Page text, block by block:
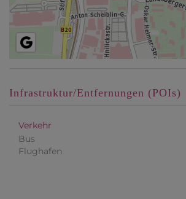
Infrastruktur/Entfernungen (POIs)
Verkehr
Bus
Flughafen